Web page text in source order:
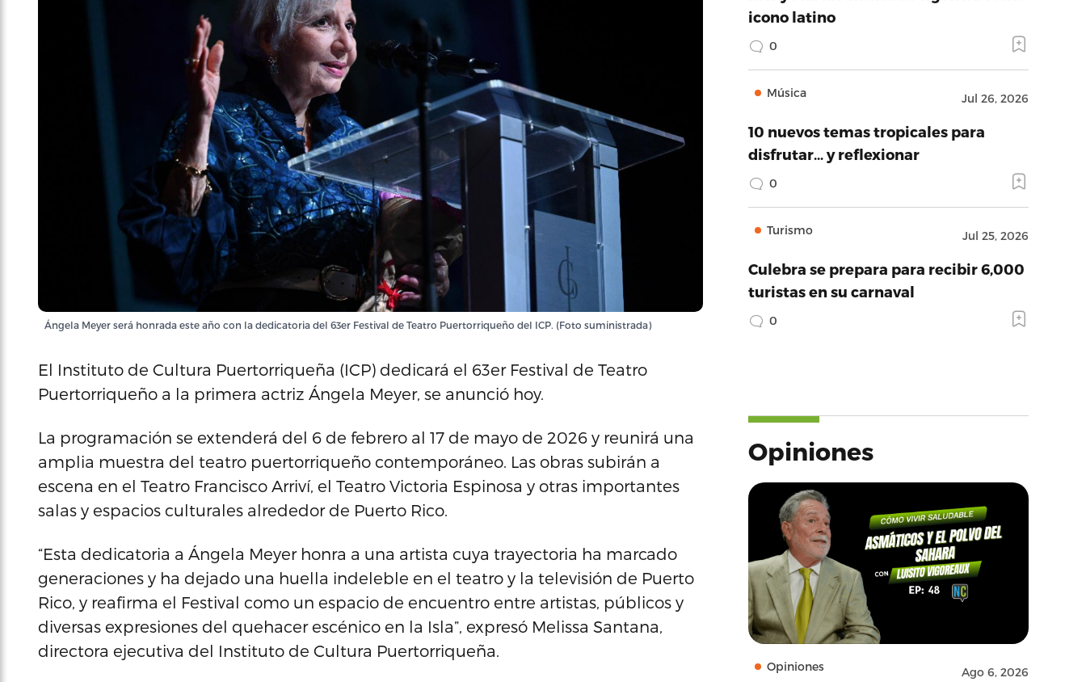
Ángela Meyer será honrada este año con la dedicatoria del 63er Festival de Teatro Puertorriqueño del ICP. (Foto suministrada)
El Instituto de Cultura Puertorriqueña (ICP) dedicará el 63er Festival de Teatro
Puertorriqueño a la primera actriz Ángela Meyer, se anunció hoy.
La programación se extenderá del 6 de febrero al 17 de mayo de 2026 y reunirá una
amplia muestra del teatro puertorriqueño contemporáneo. Las obras subirán a
escena en el Teatro Francisco Arriví, el Teatro Victoria Espinosa y otras importantes
salas y espacios culturales alrededor de Puerto Rico.
“Esta dedicatoria a Ángela Meyer honra a una artista cuya trayectoria ha marcado
generaciones y ha dejado una huella indeleble en el teatro y la televisión de Puerto
Rico, y reafirma el Festival como un espacio de encuentro entre artistas, públicos y
diversas expresiones del quehacer escénico en la Isla”, expresó Melissa Santana,
directora ejecutiva del Instituto de Cultura Puertorriqueña.
icono latino
0
Música Jul 26, 2026
10 nuevos temas tropicales para
disfrutar… y reflexionar
0
Turismo Jul 25, 2026
Culebra se prepara para recibir 6,000
turistas en su carnaval
0
Opiniones
Opiniones Ago 6, 2026